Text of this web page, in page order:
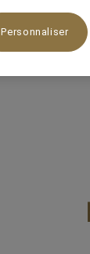
Personnaliser